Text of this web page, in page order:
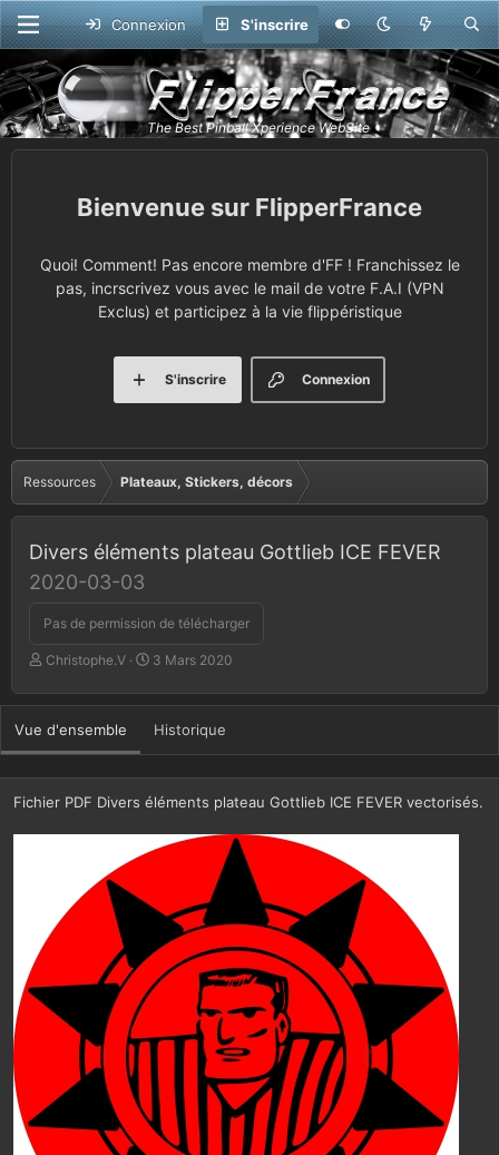
Connexion S'inscrire
FlipperFrance
Quoi! Comment! Pas encore membre d'FF ! Franchissez le
pas, incrscrivez vous avec le mail de votre F.A.I (VPN
Exclus) et participez à la vie flippéristique
Connexion
S'inscrire
Ressources Plateaux, Stickers, décors
Divers éléments plateau Gottlieb ICE FEVER
2020-03-03
Pas de permission de télécharger
A
t
u
r
Christophe.V
D
t
d
e
c
r
a
3 Mars 2020
Vue d'ensemble Historique
Fichier PDF Divers éléments plateau Gottlieb ICE FEVER vectorisés.